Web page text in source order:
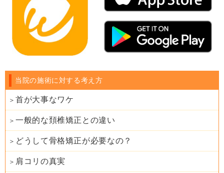
当院の施術に対する考え方
首が大事なワケ
一般的な頚椎矯正との違い
どうして骨格矯正が必要なの？
肩コリの真実